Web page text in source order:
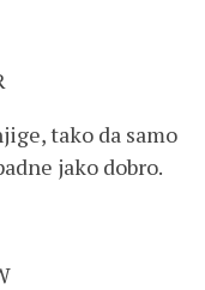
tako da samo
jako dobro.